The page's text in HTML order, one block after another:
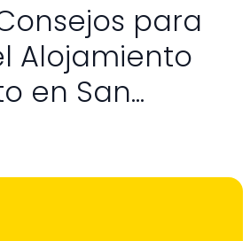
para
Alojamiento
en San...